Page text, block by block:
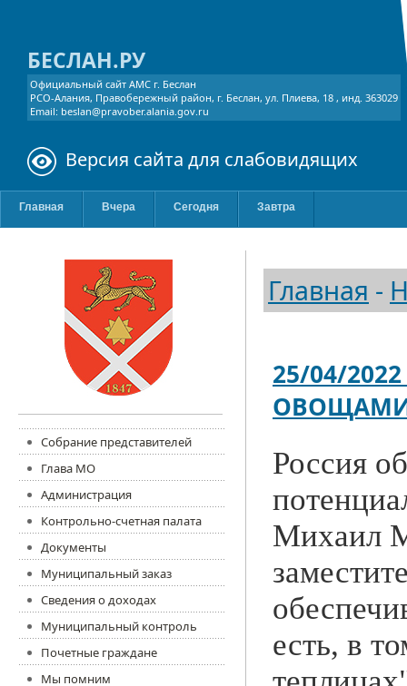
БЕСЛАН.РУ
Официальный сайт АМС г. Беслан
РСО-Алания, Правобережный район, г. Беслан, ул. Плиева, 18 , инд. 363029
Email: beslan@pravober.alania.gov.ru
Версия сайта для слабовидящих
Главная Вчера Сегодня Завтра
Собрание представителей
Глава МО
Администрация
Контрольно-счетная палата
Документы
Муниципальный заказ
Сведения о доходах
Муниципальный контроль
Почетные граждане
Мы помним
Главная -
25/04/
ОВОЩАМИ
Россия
Михаил
есть, в